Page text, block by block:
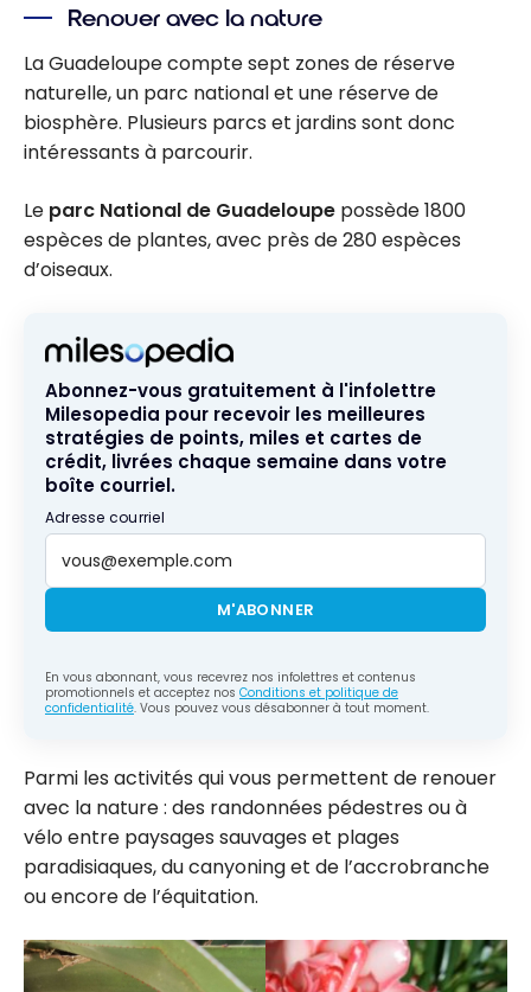
Renouer avec la nature
La Guadeloupe compte sept zones de réserve
naturelle, un parc national et une réserve de
biosphère. Plusieurs parcs et jardins sont donc
intéressants à parcourir.
Le parc National de Guadeloupe possède 1800
espèces de plantes, avec près de 280 espèces
d’oiseaux.
Abonnez-vous gratuitement à l'infolettre
Milesopedia pour recevoir les meilleures
stratégies de points, miles et cartes de
crédit, livrées chaque semaine dans votre
boîte courriel.
Adresse courriel
M'ABONNER
En vous abonnant, vous recevrez nos infolettres et contenus
promotionnels et acceptez nos Conditions et politique de
confidentialité. Vous pouvez vous désabonner à tout moment.
Parmi les activités qui vous permettent de renouer
avec la nature : des randonnées pédestres ou à
vélo entre paysages sauvages et plages
paradisiaques, du canyoning et de l’accrobranche
ou encore de l’équitation.